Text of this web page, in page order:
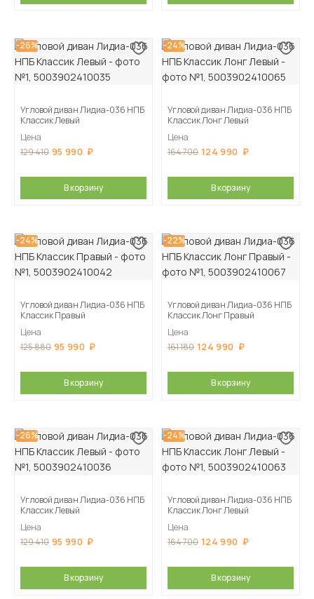
-26%
Угловой диван Лидиа-036 НПБ
Классик Левый
Цена
129 410 95 990
В корзину
-24%
Угловой диван Лидиа-036 НПБ
Классик Лонг Левый
Цена
164 700 124 990
В корзину
-24%
Угловой диван Лидиа-036 НПБ
Классик Правый
Цена
125 880 95 990
В корзину
-22%
Угловой диван Лидиа-036 НПБ
Классик Лонг Правый
Цена
161 180 124 990
В корзину
-26%
Угловой диван Лидиа-036 НПБ
Классик Левый
Цена
129 410 95 990
В корзину
-24%
Угловой диван Лидиа-036 НПБ
Классик Лонг Левый
Цена
164 700 124 990
В корзину